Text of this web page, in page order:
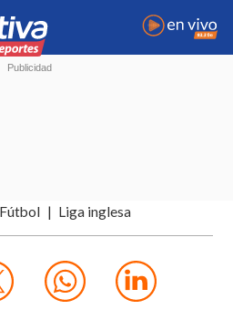
Fútbol Liga inglesa